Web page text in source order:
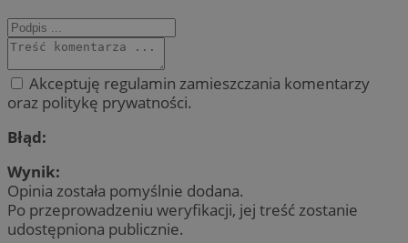
Akceptuję regulamin zamieszczania komentarzy
oraz politykę prywatności.
Błąd:
Wynik:
Opinia została pomyślnie dodana.
Po przeprowadzeniu weryfikacji, jej treść zostanie
udostępniona publicznie.